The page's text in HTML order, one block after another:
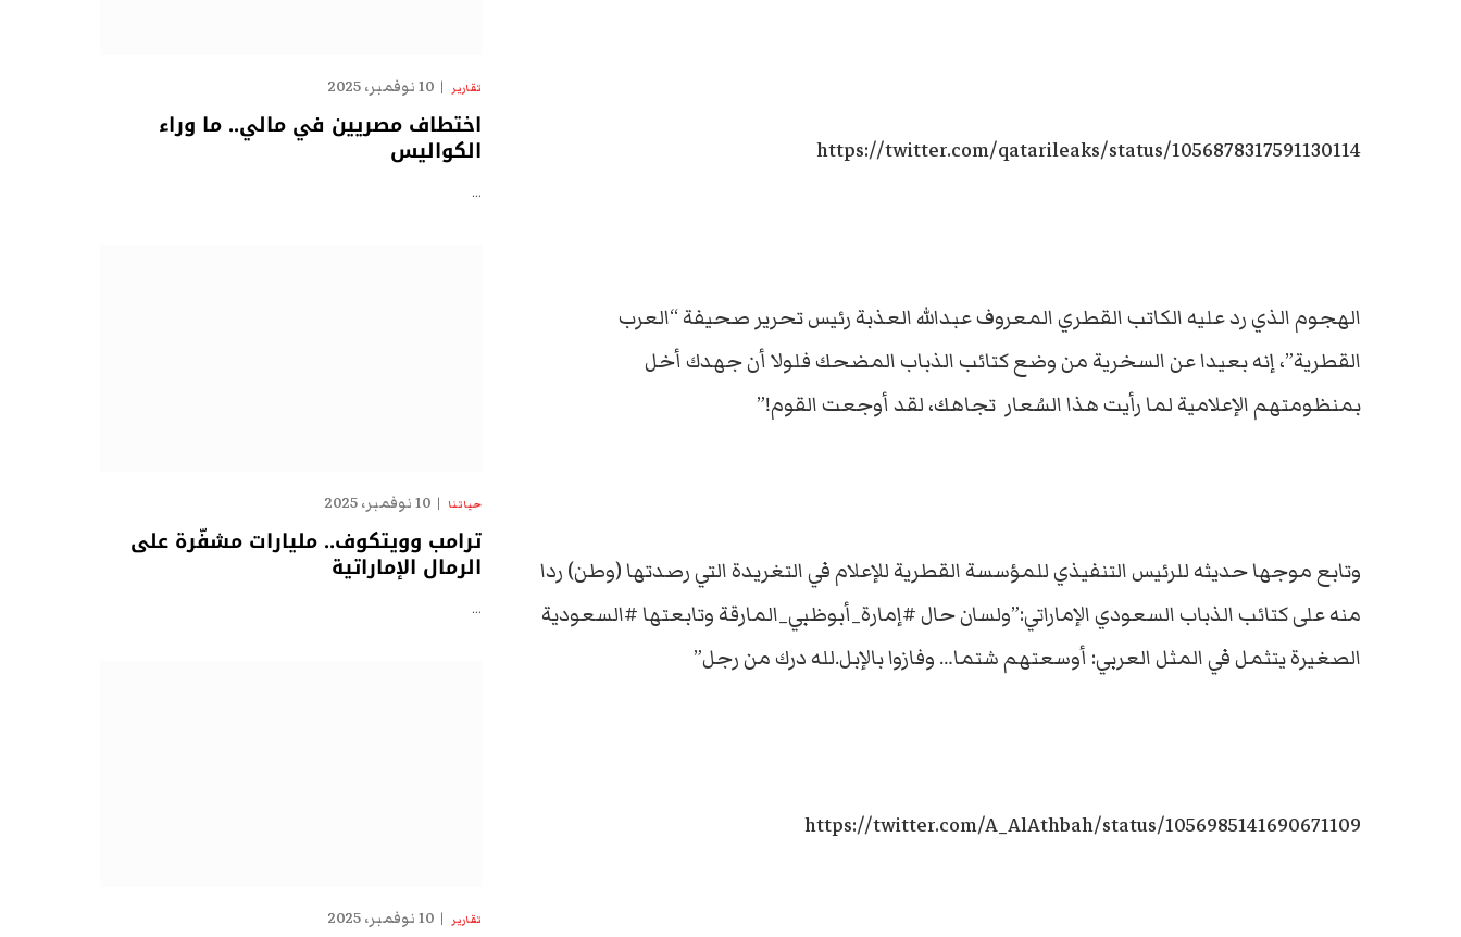
https://twitter.com/qatarileaks/status/1056878317591130114
الهجوم الذي رد عليه الكاتب القطري المعروف عبدالله العذبة رئيس تحرير صحيفة “العرب
القطرية”، إنه بعيدا عن السخرية من وضع كتائب الذباب المضحك فلولا أن جهدك أخل
بمنظومتهم الإعلامية لما رأيت هذا السُعار تجاهك، لقد أوجعت القوم!”
وتابع موجها حديثه للرئيس التنفيذي للمؤسسة القطرية للإعلام في التغريدة التي رصدتها (وطن) ردا
منه على كتائب الذباب السعودي الإماراتي:”ولسان حال #إمارة_أبوظبي_المارقة وتابعتها #السعودية⁠
الصغيرة يتثمل في المثل العربي: أوسعتهم شتما… وفازوا بالإبل.لله درك من رجل”
https://twitter.com/A_AlAthbah/status/1056985141690671109
تقارير 10 نوفمبر، 2025
اختطاف مصريين في مالي.. ما وراء
الكواليس
…
حياتنا 10 نوفمبر، 2025
ترامب وويتكوف.. مليارات مشفّرة على
الرمال الإماراتية
…
تقارير 10 نوفمبر، 2025